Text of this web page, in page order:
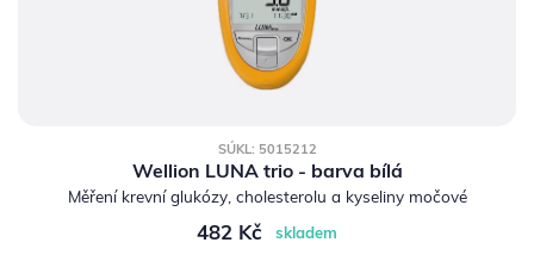
SÚKL: 5015212
Wellion LUNA trio - barva bílá
Měření krevní glukózy, cholesterolu a kyseliny močové
482 Kč skladem